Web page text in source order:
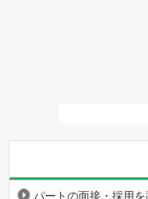
パートの面接・採用